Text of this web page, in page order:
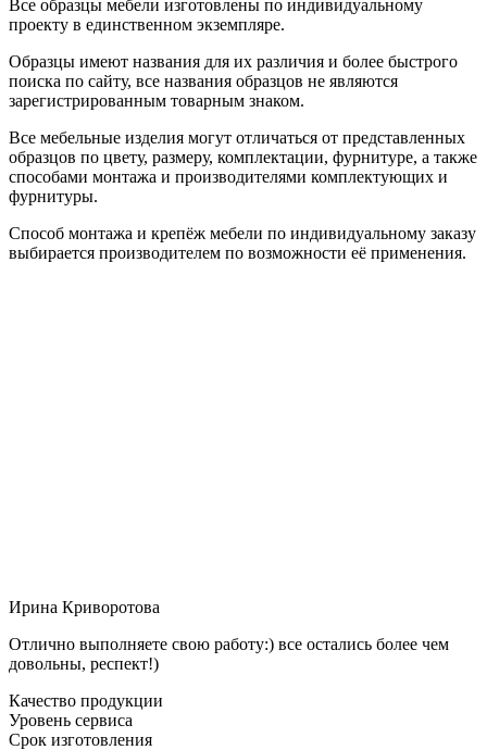
Все образцы мебели изготовлены по индивидуальному
проекту в единственном экземпляре.
Образцы имеют названия для их различия и более быстрого
поиска по сайту, все названия образцов не являются
зарегистрированным товарным знаком.
Все мебельные изделия могут отличаться от представленных
образцов по цвету, размеру, комплектации, фурнитуре, а также
способами монтажа и производителями комплектующих и
фурнитуры.
Способ монтажа и крепёж мебели по индивидуальному заказу
выбирается производителем по возможности её применения.
Ирина Криворотова
Отлично выполняете свою работу:) все остались более чем
довольны, респект!)
Качество продукции
Уровень сервиса
Срок изготовления